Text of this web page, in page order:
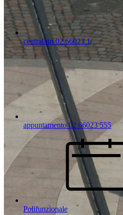
centralino 02 66023 1
appuntamento 02 66023 555
Polifunzionale